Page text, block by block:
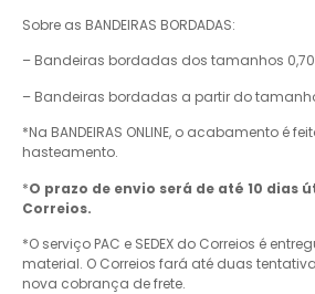
Sobre as BANDEIRAS BORDADAS:
– Bandeiras bordadas dos tamanhos 0,70 x
– Bandeiras bordadas a partir do
*Na BANDEIRAS ONLINE, o
hasteamento.
*O prazo de envio será de até 10
Correios.
*O serviço PAC e SEDEX do Correios é
material. O Correios fará até duas
nova cobrança de frete.